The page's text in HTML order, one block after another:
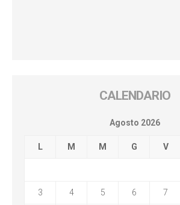
CALENDARIO
Agosto 2026
L M M G V
3 4 5 6 7